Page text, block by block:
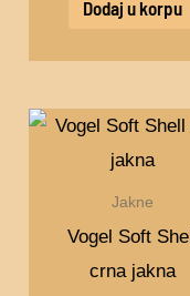
Dodaj u korpu
Jakne
Vogel Soft Shell
crna jakna